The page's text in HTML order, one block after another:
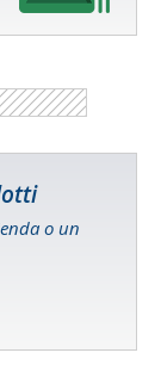
o un